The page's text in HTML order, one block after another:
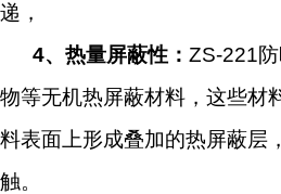
递，
4、 热量屏蔽性： ZS-221
物等无机热屏蔽材料，这些材
料表面上形成叠加的热屏蔽层
触。